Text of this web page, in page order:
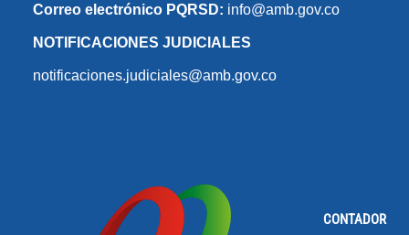
Correo electrónico PQRSD: info@amb.gov.co
NOTIFICACIONES JUDICIALES
notificaciones.judiciales@amb.gov.co
CONTADOR